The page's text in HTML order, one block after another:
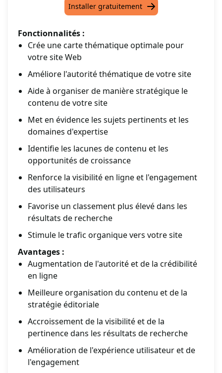
Installer gratuitement
Fonctionnalités :
Crée une carte thématique optimale pour
votre site Web
Améliore l'autorité thématique de votre site
Aide à organiser de manière stratégique le
contenu de votre site
Met en évidence les sujets pertinents et les
domaines d'expertise
Identifie les lacunes de contenu et les
opportunités de croissance
Renforce la visibilité en ligne et l'engagement
des utilisateurs
Favorise un classement plus élevé dans les
résultats de recherche
Stimule le trafic organique vers votre site
Avantages :
Augmentation de l'autorité et de la crédibilité
en ligne
Meilleure organisation du contenu et de la
stratégie éditoriale
Accroissement de la visibilité et de la
pertinence dans les résultats de recherche
Amélioration de l'expérience utilisateur et de
l'engagement